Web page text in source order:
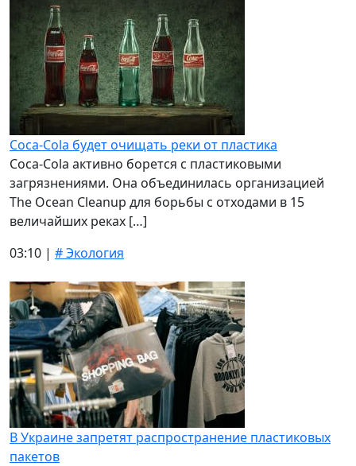
Coca-Cola будет очищать реки от пластика
Coca-Cola активно борется с пластиковыми
загрязнениями. Она объединилась организацией
The Ocean Cleanup для борьбы с отходами в 15
величайших реках […]
03:10 | # Экология
В Украине запретят распространение пластиковых
пакетов